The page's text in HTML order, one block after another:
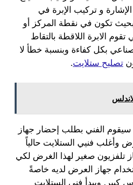
الإشارة و تركيب الإبرة في
تكون في نقطة المركز أو
الابرة اللاقطة بالتقاط
بكل كفاءة وبنسبة خطأ لا
تصليح ستلايت.
سيقوم الفني بطلب إحضار جهاز
وأغلب فنيي الستلايت حالياً
تلفزيون صغير لهذا الغرض لكي
جهاز العرض لديه خاصةً
كبير. ويبدأ فني الستلايت